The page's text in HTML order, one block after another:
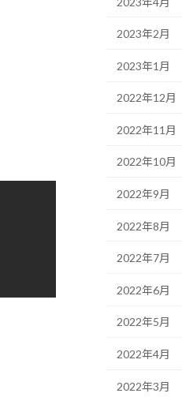
2023年2月
2023年1月
2022年12月
2022年11月
2022年10月
2022年9月
2022年8月
2022年7月
2022年6月
2022年5月
2022年4月
2022年3月